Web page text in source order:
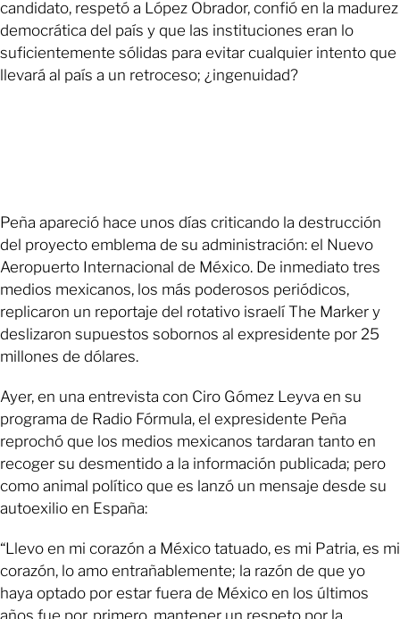
candidato, respetó a López Obrador, confió en la madurez
democrática del país y que las instituciones eran lo
suficientemente sólidas para evitar cualquier intento que
llevará al país a un retroceso; ¿ingenuidad?
Peña apareció hace unos días criticando la destrucción
del proyecto emblema de su administración: el Nuevo
Aeropuerto Internacional de México. De inmediato tres
medios mexicanos, los más poderosos periódicos,
replicaron un reportaje del rotativo israelí The Marker y
deslizaron supuestos sobornos al expresidente por 25
millones de dólares.
Ayer, en una entrevista con Ciro Gómez Leyva en su
programa de Radio Fórmula, el expresidente Peña
reprochó que los medios mexicanos tardaran tanto en
recoger su desmentido a la información publicada; pero
como animal político que es lanzó un mensaje desde su
autoexilio en España:
“Llevo en mi corazón a México tatuado, es mi Patria, es mi
corazón, lo amo entrañablemente; la razón de que yo
haya optado por estar fuera de México en los últimos
años fue por, primero, mantener un respeto por la